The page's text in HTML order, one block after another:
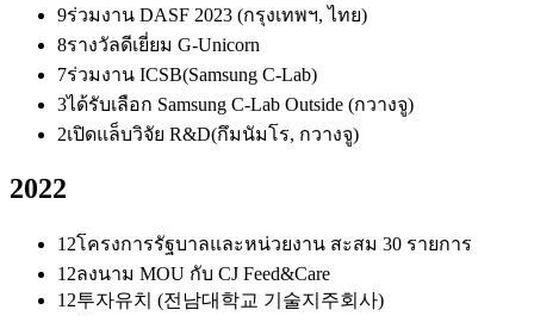
9ร่วมงาน DASF 2023 (กรุงเทพฯ, ไทย)
8รางวัลดีเยี่ยม G-Unicorn
7ร่วมงาน ICSB(Samsung C-Lab)
3ได้รับเลือก Samsung C-Lab Outside (กวางจู)
2เปิดแล็บวิจัย R&D(กึมนัมโร, กวางจู)
2022
12โครงการรัฐบาลและหน่วยงาน สะสม 30 รายการ
12ลงนาม MOU กับ CJ Feed&Care
12투자유치 (전남대학교 기술지주회사)